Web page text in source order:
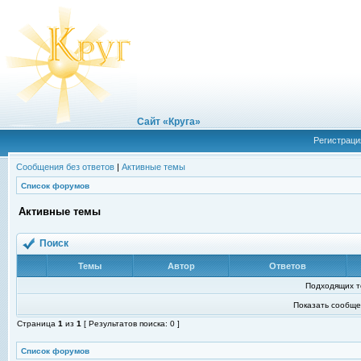
Сайт «Круга»
Сообщения без ответов | Активные темы
Список форумов
Активные темы
Поиск
Темы Автор Ответов
Подходящих
Показать
Страница 1 из 1 [ Результатов поиска: 0 ]
Список форумов